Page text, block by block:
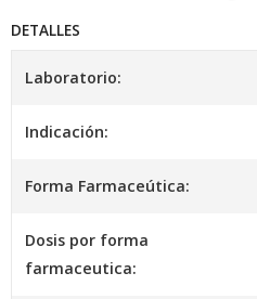
DETALLES
Laboratorio:
Indicación:
Forma Farmaceútica:
Dosis por forma
farmaceutica: